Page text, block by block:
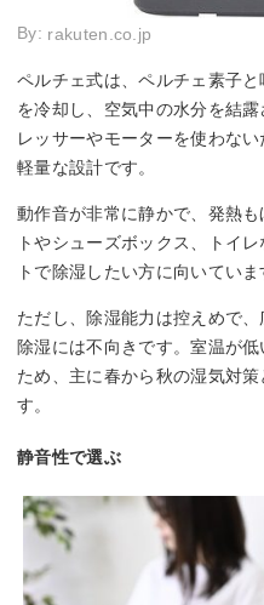
By: rakuten.co.jp
ペルチェ式は、ペルチェ素子
を冷却し、空気中の水分を結
レッサーやモーターを使わな
軽量な設計です。
動作音が非常に静かで、発熱
トやシューズボックス、トイ
トで除湿したい方に向いていま
ただし、除湿能力は控えめで
除湿には不向きです。室温が
ため、主に春から秋の湿気対
す。
静音性で選ぶ